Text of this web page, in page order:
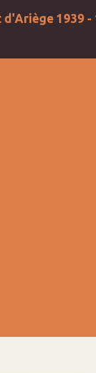
1939 -